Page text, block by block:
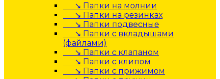
↘ Папки на молнии
↘ Папки на резинках
↘ Папки подвесные
↘ Папки с вкладышами
(файлами)
↘ Папки с клапаном
↘ Папки с клипом
↘ Папки с прижимом